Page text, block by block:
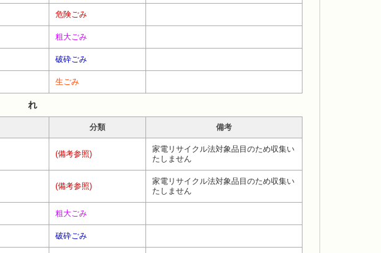
危険ごみ
粗大ごみ
破砕ごみ
生ごみ
れ
分類 備考
(備考参照)
家電リサイクル法対象品目のため収集い
たしません
(備考参照)
家電リサイクル法対象品目のため収集い
たしません
粗大ごみ
破砕ごみ